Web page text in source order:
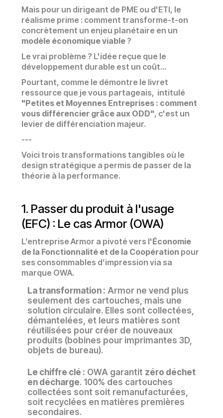
Mais pour un dirigeant de PME ou d'ETI, le
réalisme prime : comment transforme-t-on
concrètement un enjeu planétaire en un
modèle économique viable?
Le vrai problème ? L'idée reçue que le
développement durable est un coût...
Pourtant, comme le démontre le livret
ressource que je vous partageais, intitulé
"Petites et Moyennes Entreprises : comment
vous différencier grâce aux ODD", c'est un
levier de différenciation majeur.
---
Voici trois transformations tangibles où le
design stratégique a permis de passer de la
théorie à la performance.
1. Passer du produit à l'usage
(EFC) : Le cas Armor (OWA)
L’entreprise Armor a pivoté vers l'Économie
de la Fonctionnalité et de la Coopération pour
ses consommables d’impression via sa
marque OWA.
La transformation : Armor ne vend plus
seulement des cartouches, mais une
solution circulaire. Elles sont collectées,
démantelées, et leurs matières sont
réutilisées pour créer de nouveaux
produits (bobines pour imprimantes 3D,
objets de bureau).
Le chiffre clé : OWA garantit zéro déchet
en décharge. 100% des cartouches
collectées sont soit remanufacturées,
soit recyclées en matières premières
secondaires.